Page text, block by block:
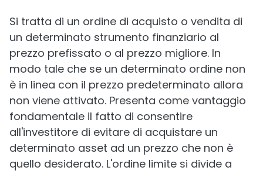
Si tratta di un ordine di acquisto o vendita di
un determinato strumento finanziario al
prezzo prefissato o al prezzo migliore. In
modo tale che se un determinato ordine non
è in linea con il prezzo predeterminato allora
non viene attivato. Presenta come vantaggio
fondamentale il fatto di consentire
all'investitore di evitare di acquistare un
determinato asset ad un prezzo che non è
quello desiderato. L'ordine limite si divide a